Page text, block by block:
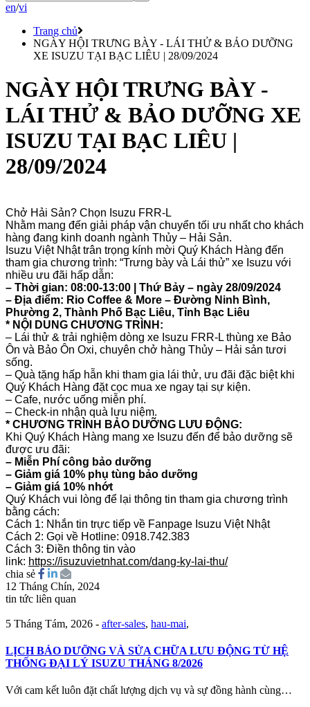
en/vi
Trang chủ
NGÀY HỘI TRƯNG BÀY - LÁI THỬ & BẢO DƯỠNG
XE ISUZU TẠI BẠC LIÊU | 28/09/2024
NGÀY HỘI TRƯNG BÀY -
LÁI THỬ & BẢO DƯỠNG XE
ISUZU TẠI BẠC LIÊU |
28/09/2024
Chở Hải Sản? Chọn Isuzu FRR-L
Nhằm mang đến giải pháp vận chuyển tối ưu nhất cho khách
hàng đang kinh doanh ngành Thủy – Hải Sản.
Isuzu Việt Nhật trân trọng kính mời Quý Khách Hàng đến
tham gia chương trình: “Trưng bày và Lái thử” xe Isuzu với
nhiều ưu đãi hấp dẫn:
– Thời gian: 08:00-13:00 | Thứ Bảy – ngày 28/09/2024
– Địa điểm: Rio Coffee & More – Đường Ninh Bình,
Phường 2, Thành Phố Bạc Liêu, Tỉnh Bạc Liêu
* NỘI DUNG CHƯƠNG TRÌNH:
– Lái thử & trải nghiệm dòng xe Isuzu FRR-L thùng xe Bảo
Ôn và Bảo Ôn Oxi, chuyên chở hàng Thủy – Hải sản tươi
sống.
– Quà tặng hấp hẫn khi tham gia lái thử, ưu đãi đặc biệt khi
Quý Khách Hàng đặt cọc mua xe ngay tại sự kiện.
– Cafe, nước uống miễn phí.
– Check-in nhận quà lưu niệm.
* CHƯƠNG TRÌNH BẢO DƯỠNG LƯU ĐỘNG:
Khi Quý Khách Hàng mang xe Isuzu đến để bảo dưỡng sẽ
được ưu đãi:
– Miễn Phí công bảo dưỡng
– Giảm giá 10% phụ tùng bảo dưỡng
– Giảm giá 10% nhớt
Quý Khách vui lòng để lại thông tin tham gia chương trình
bằng cách:
Cách 1: Nhắn tin trực tiếp về Fanpage Isuzu Việt Nhật
Cách 2: Gọi về Hotline: 0918.742.383
Cách 3: Điền thông tin vào
link: https://isuzuvietnhat.com/dang-ky-lai-thu/
chia sẻ
12 Tháng Chín, 2024
tin tức liên quan
5 Tháng Tám, 2026 - after-sales, hau-mai,
LỊCH BẢO DƯỠNG VÀ SỬA CHỮA LƯU ĐỘNG TỪ HỆ
THỐNG ĐẠI LÝ ISUZU THÁNG 8/2026
Với cam kết luôn đặt chất lượng dịch vụ và sự đồng hành cùng…